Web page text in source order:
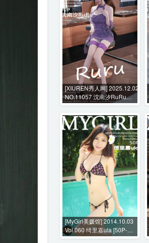
[XIUREN秀人网] 2025.12.02
NO.11057 沈南汐RuRu
[72P-809MB]
[MyGirl美媛馆] 2014.10.03
Vol.060 绮里嘉ula [50P-
207MB]